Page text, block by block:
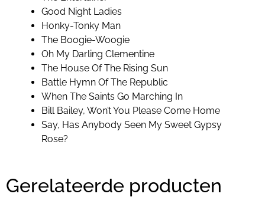
Good Night Ladies
Honky-Tonky Man
The Boogie-Woogie
Oh My Darling Clementine
The House Of The Rising Sun
Battle Hymn Of The Republic
When The Saints Go Marching In
Bill Bailey, Won’t You Please Come Home
Say, Has Anybody Seen My Sweet Gypsy
Rose?
Gerelateerde producten